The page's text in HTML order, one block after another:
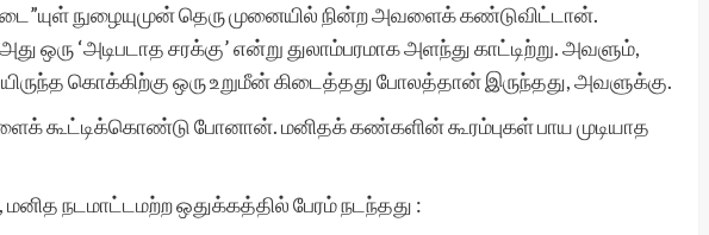
நுழையுமுன் தெரு முனையில் நின்ற அவளைக் கண்டுவிட்டான்.
ஒரு ‘அடிபடாத சரக்கு’ என்று துலாம்பரமாக அளந்து காட்டிற்று. அவளும்,
கொக்கிற்கு ஒரு உறுமீன் கிடைத்தது போலத்தான் இருந்தது, அவளுக்கு.
கூட்டிக்கொண்டு போனான். மனிதக் கண்களின் கூரம்புகள் பாய முடியாத
நடமாட்டமற்ற ஒதுக்கத்தில் பேரம் நடந்தது :
வரும் சிறுகதைகள்.காம்
தளத்தின் செயல்பாடு
மிகுந்த பாராட்டுக்குரியது.